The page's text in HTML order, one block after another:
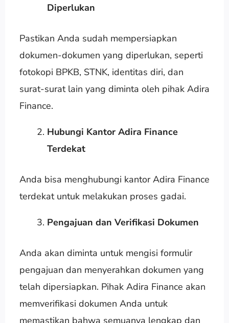
Diperlukan
Pastikan Anda sudah mempersiapkan
dokumen-dokumen yang diperlukan, seperti
fotokopi BPKB, STNK, identitas diri, dan
surat-surat lain yang diminta oleh pihak Adira
Finance.
Hubungi Kantor Adira Finance
Terdekat
Anda bisa menghubungi kantor Adira Finance
terdekat untuk melakukan proses gadai.
Pengajuan dan Verifikasi Dokumen
Anda akan diminta untuk mengisi formulir
pengajuan dan menyerahkan dokumen yang
telah dipersiapkan. Pihak Adira Finance akan
memverifikasi dokumen Anda untuk
memastikan bahwa semuanya lengkap dan